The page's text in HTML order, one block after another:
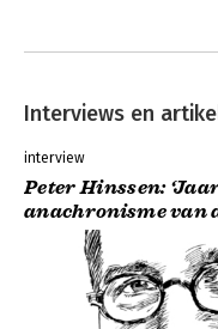
Interviews en
interview
Peter Hinssen:
anachronisme van